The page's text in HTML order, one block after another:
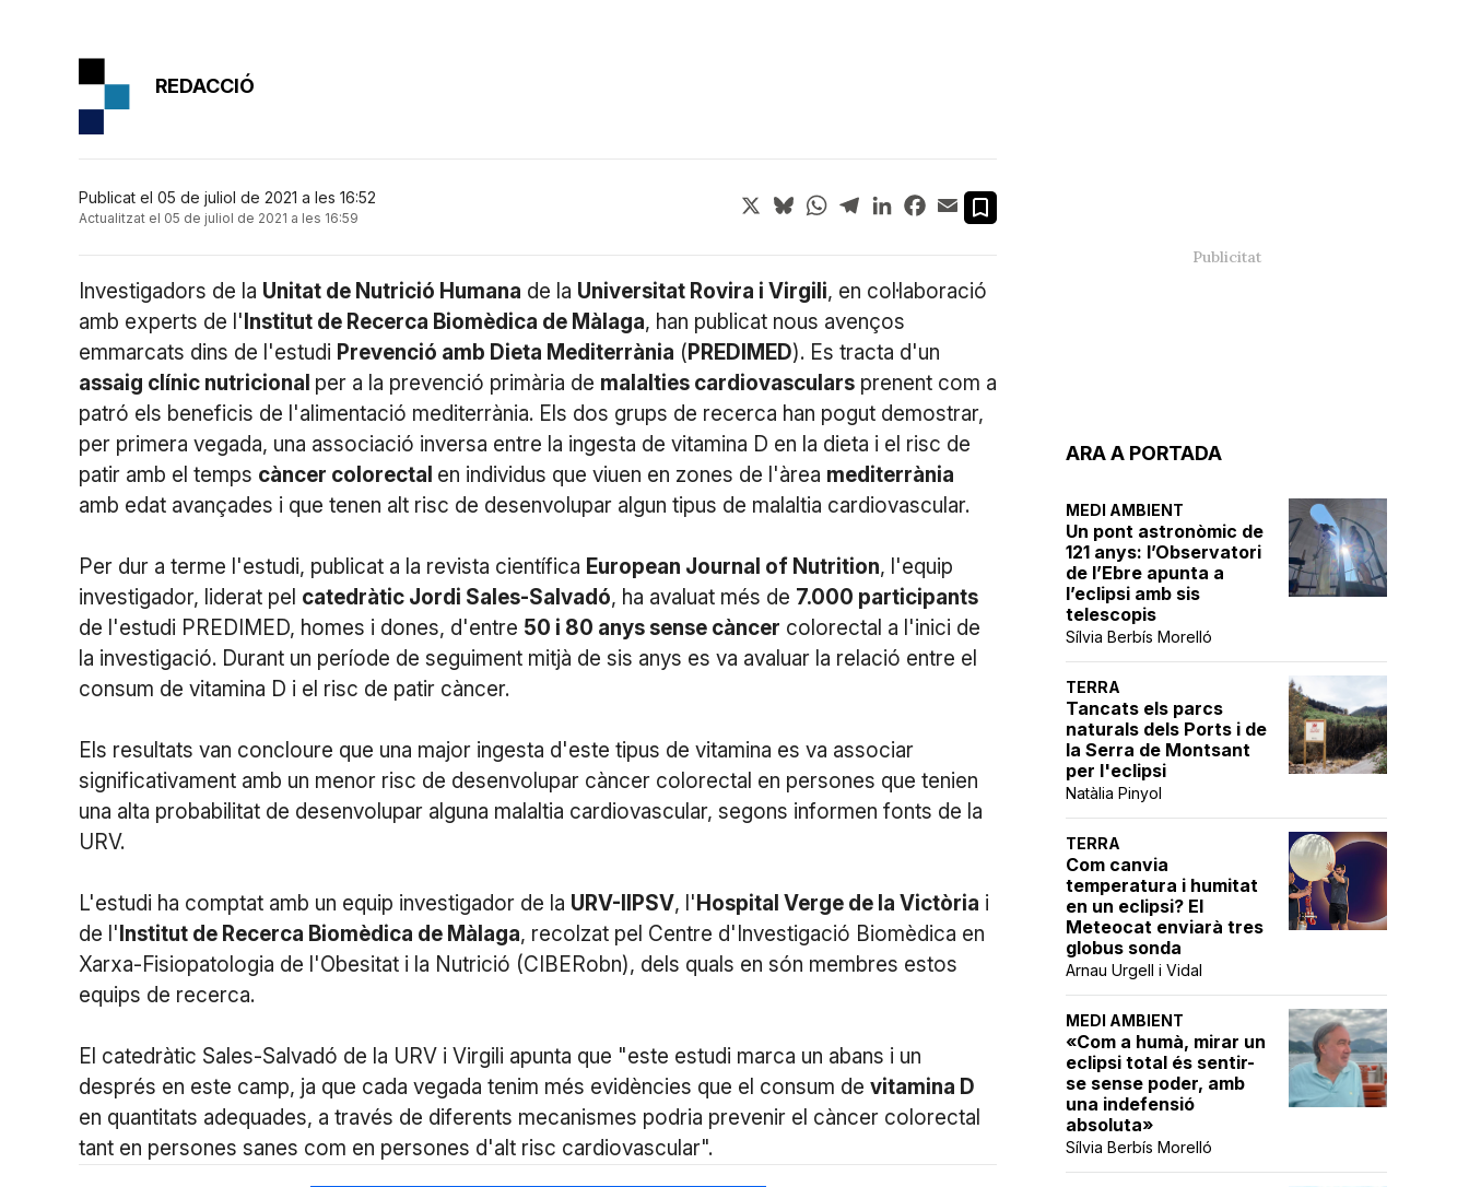
ARA A PORTADA
MEDI AMBIENT
Un pont astronòmic de
121 anys: l’Observatori
de l’Ebre apunta a
l’eclipsi amb sis
telescopis
Sílvia Berbís Morelló
TERRA
Tancats els parcs
naturals dels Ports i de
la Serra de Montsant
per l'eclipsi
Natàlia Pinyol
TERRA
Com canvia
temperatura i humitat
en un eclipsi? El
Meteocat enviarà tres
globus sonda
Arnau Urgell i Vidal
MEDI AMBIENT
«Com a humà, mirar un
eclipsi total és sentir-
se sense poder, amb
una indefensió
absoluta»
Sílvia Berbís Morelló
REDACCIÓ
Publicat el 05 de juliol de 2021 a les 16:52
Actualitzat el 05 de juliol de 2021 a les 16:59
X BlueskyWhatsApp
TelegramLinkedInFacebook
Email
Investigadors de la Unitat de Nutrició Humana de la Universitat Rovira i Virgili, en col·laboració
amb experts de l' Institut de Recerca Biomèdica de Màlaga, han publicat nous avenços
emmarcats dins de l'estudi Prevenció amb Dieta Mediterrània (PREDIMED). Es tracta d'un
assaig clínic nutricional per a la prevenció primària de malalties cardiovasculars prenent com a
patró els beneficis de l'alimentació mediterrània. Els dos grups de recerca han pogut demostrar,
per primera vegada, una associació inversa entre la ingesta de vitamina D en la dieta i el risc de
patir amb el temps càncer colorectal en individus que viuen en zones de l'àrea mediterrània
amb edat avançades i que tenen alt risc de desenvolupar algun tipus de malaltia cardiovascular.
Per dur a terme l'estudi, publicat a la revista científica European Journal of Nutrition, l'equip
investigador, liderat pel catedràtic Jordi Sales-Salvadó, ha avaluat més de 7.000 participants
de l'estudi PREDIMED, homes i dones, d'entre 50 i 80 anys sense càncer colorectal a l'inici de
la investigació. Durant un període de seguiment mitjà de sis anys es va avaluar la relació entre el
consum de vitamina D i el risc de patir càncer.
Els resultats van concloure que una major ingesta d'este tipus de vitamina es va associar
significativament amb un menor risc de desenvolupar càncer colorectal en persones que tenien
una alta probabilitat de desenvolupar alguna malaltia cardiovascular, segons informen fonts de la
URV.
L'estudi ha comptat amb un equip investigador de la URV-IIPSV, l' Hospital Verge de la Victòria i
de l' Institut de Recerca Biomèdica de Màlaga, recolzat pel Centre d'Investigació Biomèdica en
Xarxa-Fisiopatologia de l'Obesitat i la Nutrició (CIBERobn), dels quals en són membres estos
equips de recerca.
El catedràtic Sales-Salvadó de la URV i Virgili apunta que "este estudi marca un abans i un
després en este camp, ja que cada vegada tenim més evidències que el consum de vitamina D
en quantitats adequades, a través de diferents mecanismes podria prevenir el càncer colorectal
tant en persones sanes com en persones d'alt risc cardiovascular".